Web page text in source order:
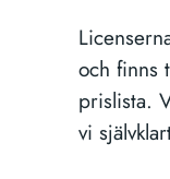
och finns
prislista.
vi